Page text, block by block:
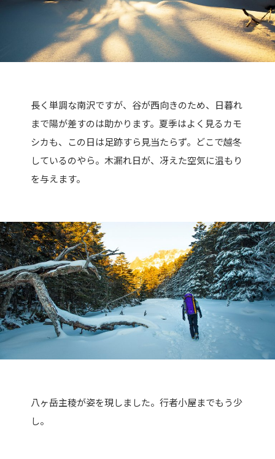
長く単調な南沢ですが、谷が西向きのため、日暮れ
まで陽が差すのは助かります。夏季はよく見るカモ
シカも、この日は足跡すら見当たらず。どこで越冬
しているのやら。木漏れ日が、冴えた空気に温もり
を与えます。
八ヶ岳主稜が姿を現しました。行者小屋までもう少
し。